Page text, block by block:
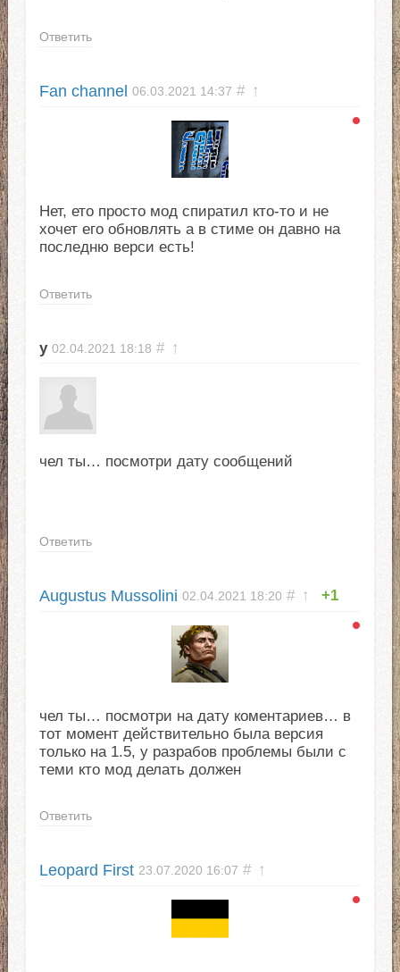
Ответить
Fan channel 06.03.2021 14:37 # ↑
Нет, ето просто мод спиратил кто-то и не
хочет его обновлять а в стиме он давно на
последню верси есть!
Ответить
у 02.04.2021 18:18 # ↑
чел ты… посмотри дату сообщений
Ответить
Augustus Mussolini 02.04.2021 18:20 # ↑ +1
чел ты… посмотри на дату коментариев… в
тот момент действительно была версия
только на 1.5, у разрабов проблемы были с
теми кто мод делать должен
Ответить
Leopard First 23.07.2020 16:07 # ↑